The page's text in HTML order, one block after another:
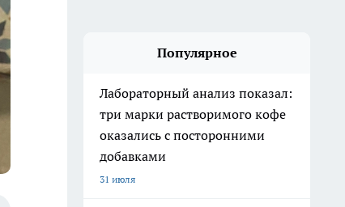
Популярное
Лабораторный анализ показал:
три марки растворимого кофе
оказались с посторонними
добавками
31 июля